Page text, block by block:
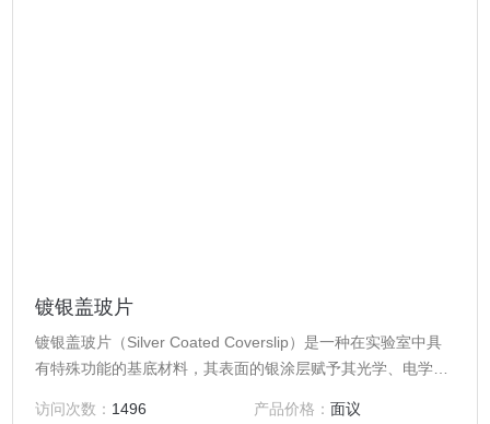
镀银盖玻片
镀银盖玻片（Silver Coated Coverslip）是一种在实验室中具
有特殊功能的基底材料，其表面的银涂层赋予其光学、电学和
访问次数： 1496 产品价格： 面议